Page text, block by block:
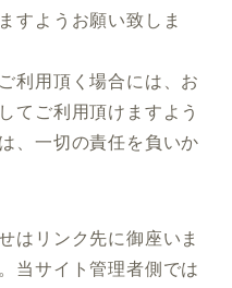
すようお願い致しま
利用頂く場合には、お
てご利用頂けますよう
、一切の責任を負いか
はリンク先に御座いま
当サイト管理者側では